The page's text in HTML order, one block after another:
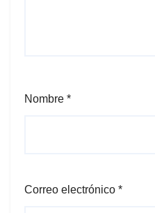
Nombre *
Correo electrónico *